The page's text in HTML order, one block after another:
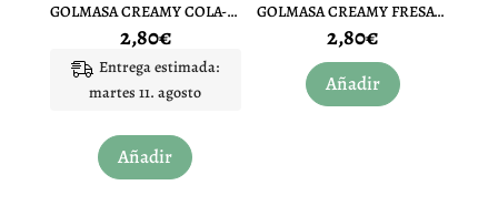
de
GOLMASA CREAMY COLA-PLATANO 10 UNIDADES
2,80€
Entrega estimada:
martes 11. agosto
Añadir
GOLMASA CREAMY FRESA-PLATANO 10 UNIDADES
2,80€
Añadir